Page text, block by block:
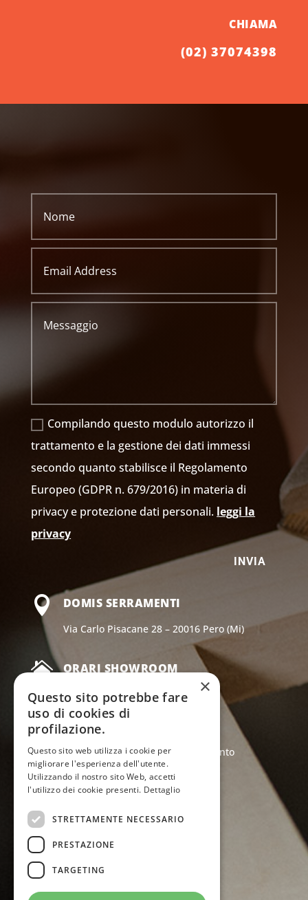
CHIAMA
(02) 37074398
Compilando questo modulo autorizzo il
trattamento e la gestione dei dati immessi
secondo quanto stabilisce il Regolamento
Europeo (GDPR n. 679/2016) in materia di
privacy e protezione dati personali. leggi la
privacy
INVIA
 DOMIS SERRAMENTI
Via Carlo Pisacane 28 – 20016 Pero (Mi)
 ORARI SHOWROOM
Da lunedì a venerdì:
9.00-12.30, 14.00-20.00
sabato: 9.00-14.00
sabato pomeriggio su appuntamento
 EMAIL
info@serramentidomis.it
×
Questo sito potrebbe fare
uso di cookies di
profilazione.
Questo sito web utilizza i cookie per
migliorare l'esperienza dell'utente.
Utilizzando il nostro sito Web, accetti
l'utilizzo dei cookie presenti. Dettaglio
STRETTAMENTE NECESSARIO
PRESTAZIONE
TARGETING